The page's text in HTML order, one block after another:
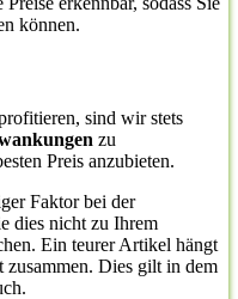
können.
sind wir stets
zu
Preis anzubieten.
Faktor bei der
dies nicht zu Ihrem
Ein teurer Artikel hängt
zusammen. Dies gilt in dem